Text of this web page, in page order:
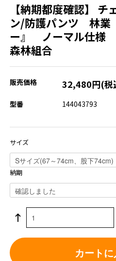
【納期都度確認】
ン/防護パンツ 林業
ー』 ノーマル仕様
森林組合
販売価格 32,480円(税
型番 144043793
サイズ
納期
カート